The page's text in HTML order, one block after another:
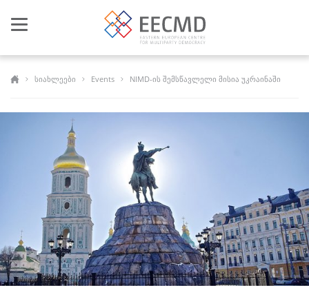
Toggle
სიახლეები Events NIMD-ის შემსწავლელი მისია უკრაინაში